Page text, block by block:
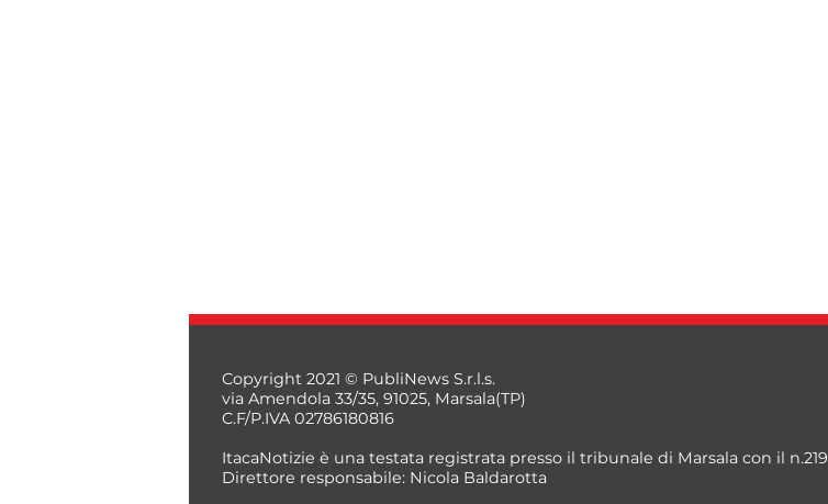
Copyright 2021 © PubliNews S.r.l.s.
via Amendola 33/35, 91025, Marsala(TP)
C.F/P.IVA 02786180816
ItacaNotizie è una testata registrata presso il tribunale di Marsala con il n.219
Direttore responsabile: Nicola Baldarotta